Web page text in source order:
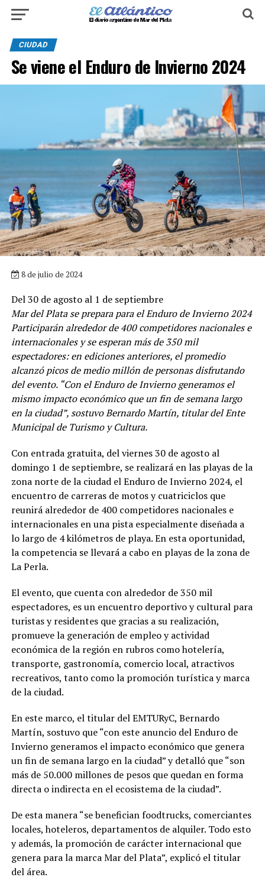
CIUDAD
Se viene el Enduro de Invierno 2024
8 de julio de 2024
Del 30 de agosto al 1 de septiembre
Mar del Plata se prepara para el Enduro de Invierno 2024
Participarán alrededor de 400 competidores nacionales e
internacionales y se esperan más de 350 mil
espectadores: en ediciones anteriores, el promedio
alcanzó picos de medio millón de personas disfrutando
del evento. “Con el Enduro de Invierno generamos el
mismo impacto económico que un fin de semana largo
en la ciudad”, sostuvo Bernardo Martín, titular del Ente
Municipal de Turismo y Cultura.
Con entrada gratuita, del viernes 30 de agosto al
domingo 1 de septiembre, se realizará en las playas de la
zona norte de la ciudad el Enduro de Invierno 2024, el
encuentro de carreras de motos y cuatriciclos que
reunirá alrededor de 400 competidores nacionales e
internacionales en una pista especialmente diseñada a
lo largo de 4 kilómetros de playa. En esta oportunidad,
la competencia se llevará a cabo en playas de la zona de
La Perla.
El evento, que cuenta con alrededor de 350 mil
espectadores, es un encuentro deportivo y cultural para
turistas y residentes que gracias a su realización,
promueve la generación de empleo y actividad
económica de la región en rubros como hotelería,
transporte, gastronomía, comercio local, atractivos
recreativos, tanto como la promoción turística y marca
de la ciudad.
En este marco, el titular del EMTURyC, Bernardo
Martín, sostuvo que “con este anuncio del Enduro de
Invierno generamos el impacto económico que genera
un fin de semana largo en la ciudad” y detalló que “son
más de 50.000 millones de pesos que quedan en forma
directa o indirecta en el ecosistema de la ciudad”.
De esta manera “se benefician foodtrucks, comerciantes
locales, hoteleros, departamentos de alquiler. Todo esto
y además, la promoción de carácter internacional que
genera para la marca Mar del Plata”, explicó el titular
del área.